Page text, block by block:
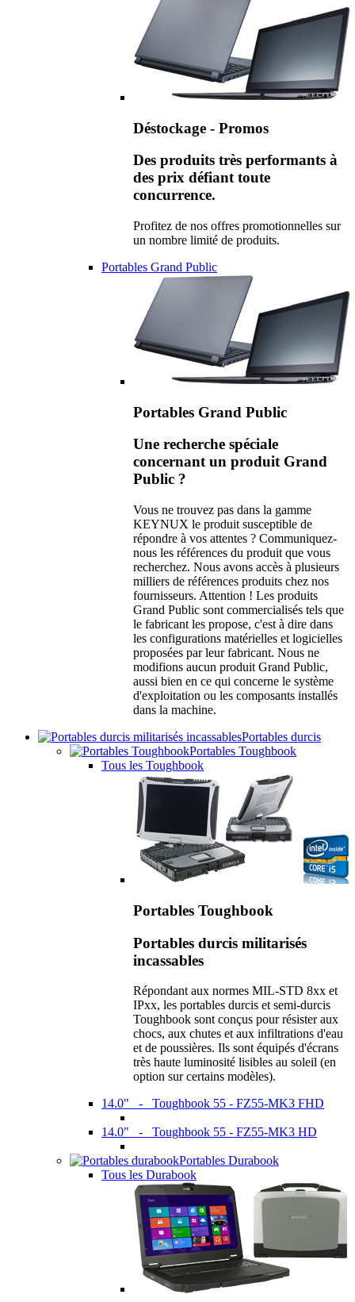
Déstockage - Promos
Des produits très performants à
des prix défiant toute
concurrence.
Profitez de nos offres promotionnelles sur
un nombre limité de produits.
Portables Grand Public
Portables Grand Public
Une recherche spéciale
concernant un produit Grand
Public ?
Vous ne trouvez pas dans la gamme
KEYNUX le produit susceptible de
répondre à vos attentes ? Communiquez-
nous les références du produit que vous
recherchez. Nous avons accès à plusieurs
milliers de références produits chez nos
fournisseurs. Attention ! Les produits
Grand Public sont commercialisés tels que
le fabricant les propose, c'est à dire dans
les configurations matérielles et logicielles
proposées par leur fabricant. Nous ne
modifions aucun produit Grand Public,
aussi bien en ce qui concerne le système
d'exploitation ou les composants installés
dans la machine.
Portables durcis
Portables Toughbook
Tous les Toughbook
Portables Toughbook
Portables durcis militarisés
incassables
Répondant aux normes MIL-STD 8xx et
IPxx, les portables durcis et semi-durcis
Toughbook sont conçus pour résister aux
chocs, aux chutes et aux infiltrations d'eau
et de poussières. Ils sont équipés d'écrans
très haute luminosité lisibles au soleil (en
option sur certains modèles).
14.0" - Toughbook 55 - FZ55-MK3 FHD
14.0" - Toughbook 55 - FZ55-MK3 HD
Portables Durabook
Tous les Durabook